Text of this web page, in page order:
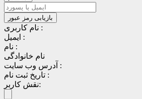
نام کاربری :
ایمیل :
نام :
نام خانوادگی
آدرس وب سایت :
تاریخ ثبت نام :
نقش کاربر: